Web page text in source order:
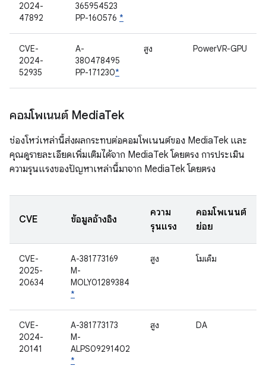
2024-
47892
365954523
PP-160576 *
CVE-
2024-
52935
A-
380478495
PP-171230*
สูง PowerVR-GPU
คอมโพเนนต์ MediaTek
ช่องโหว่เหล่านี้ส่งผลกระทบต่อคอมโพเนนต์ของ MediaTek และ
คุณดูรายละเอียดเพิ่มเติมได้จาก MediaTek โดยตรง การประเมิน
ความรุนแรงของปัญหาเหล่านี้มาจาก MediaTek โดยตรง
CVE ข้อมูลอ้างอิง
ความ
รุนแรง
คอมโพเนนต์
ย่อย
CVE-
2025-
20634
A-381773169
M-
MOLY01289384
*
สูง โมเด็ม
CVE-
2024-
20141
A-381773173
M-
ALPS09291402
*
สูง DA